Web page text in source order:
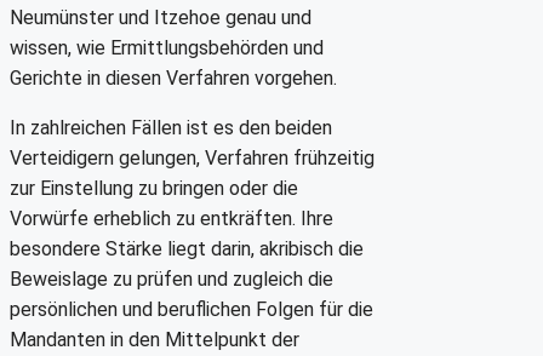
Neumünster und Itzehoe genau und
wissen, wie Ermittlungsbehörden und
Gerichte in diesen Verfahren vorgehen.
In zahlreichen Fällen ist es den beiden
Verteidigern gelungen, Verfahren frühzeitig
zur Einstellung zu bringen oder die
Vorwürfe erheblich zu entkräften. Ihre
besondere Stärke liegt darin, akribisch die
Beweislage zu prüfen und zugleich die
persönlichen und beruflichen Folgen für die
Mandanten in den Mittelpunkt der